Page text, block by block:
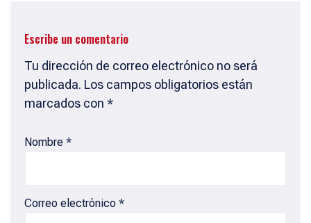
p
Escribe un comentario
Tu dirección de correo electrónico no será
publicada. Los campos obligatorios están
marcados con *
Nombre *
Correo electrónico *